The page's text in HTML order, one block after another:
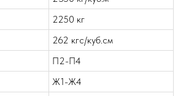
2250 кг
262 кгс/куб.см
П2-П4
Ж1-Ж4